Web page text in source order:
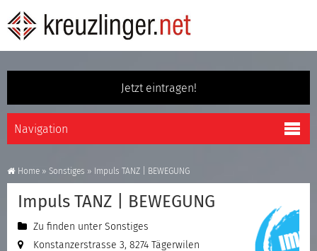
Jetzt eintragen!
Home » Sonstiges » Impuls TANZ | BEWEGUNG
Impuls TANZ | BEWEGUNG
Zu finden unter Sonstiges
Konstanzerstrasse 3, 8274 Tägerwilen